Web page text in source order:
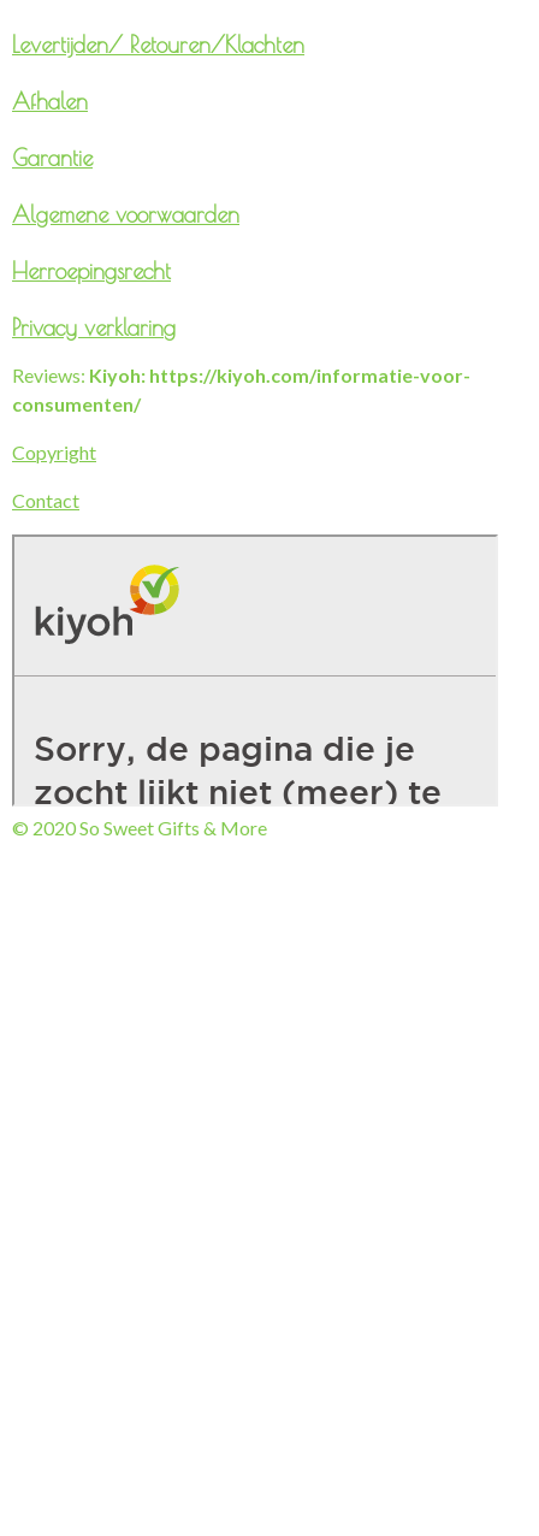
Levertijden/ Retouren/Klachten
Afhalen
Garantie
Algemene voorwaarden
Herroepingsrecht
Privacy verklaring
Reviews: Kiyoh: https://kiyoh.com/informatie-voor-
consumenten/
Copyright
Contact
© 2020 So Sweet Gifts & More